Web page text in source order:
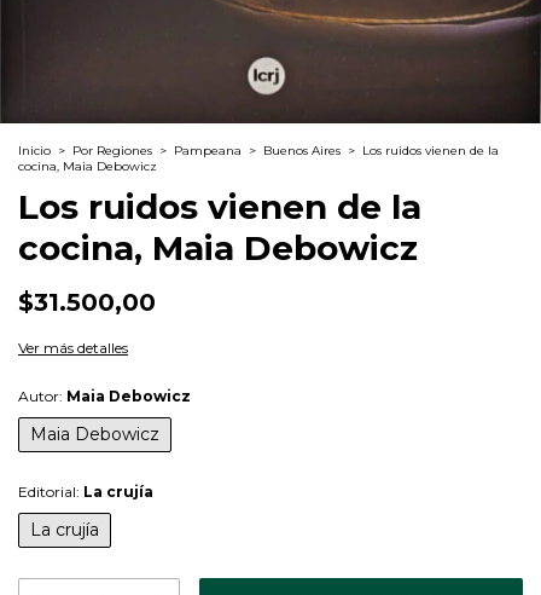
Inicio > Por Regiones > Pampeana > Buenos Aires > Los ruidos vienen de la
cocina, Maia Debowicz
Los ruidos vienen de la
cocina, Maia Debowicz
$31.500,00
Ver más detalles
Autor: Maia Debowicz
Maia Debowicz
Editorial: La crujía
La crujía